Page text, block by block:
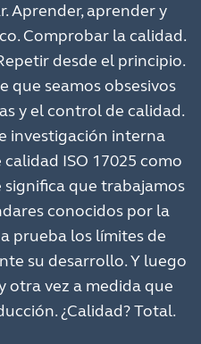
Aprender, aprender y
Comprobar la calidad.
desde el principio.
que seamos obsesivos
y el control de calidad.
investigación interna
ISO 17025 como
significa que trabajamos
conocidos por la
prueba los límites de
su desarrollo. Y luego
otra vez a medida que
¿Calidad? Total.